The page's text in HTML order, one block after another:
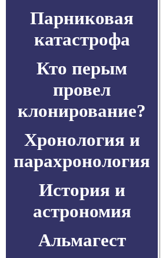
Парниковая
катастрофа
Кто перым
провел
клонирование?
Хронология и
парахронология
История и
астрономия
Альмагест